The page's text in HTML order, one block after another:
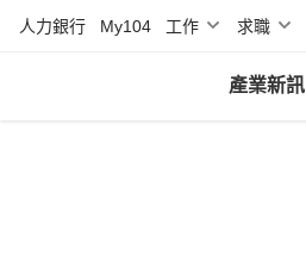
人力銀行 My104 工作 求職
產業新訊